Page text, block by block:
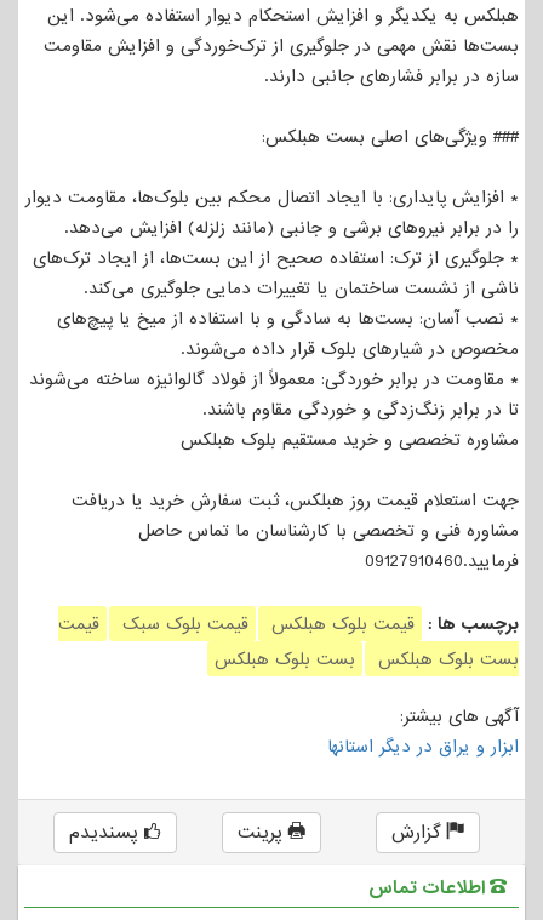
هبلکس به یکدیگر و افزایش استحکام دیوار استفاده می‌شود. این
بست‌ها نقش مهمی در جلوگیری از ترک‌خوردگی و افزایش مقاومت
سازه در برابر فشارهای جانبی دارند.
### ویژگی‌های اصلی بست هبلکس:
* افزایش پایداری: با ایجاد اتصال محکم بین بلوک‌ها، مقاومت دیوار
را در برابر نیروهای برشی و جانبی (مانند زلزله) افزایش می‌دهد.
* جلوگیری از ترک: استفاده صحیح از این بست‌ها، از ایجاد ترک‌های
ناشی از نشست ساختمان یا تغییرات دمایی جلوگیری می‌کند.
* نصب آسان: بست‌ها به سادگی و با استفاده از میخ یا پیچ‌های
مخصوص در شیارهای بلوک قرار داده می‌شوند.
* مقاومت در برابر خوردگی: معمولاً از فولاد گالوانیزه ساخته می‌شوند
تا در برابر زنگ‌زدگی و خوردگی مقاوم باشند.
مشاوره تخصصی و خرید مستقیم بلوک هبلکس
جهت استعلام قیمت روز هبلکس، ثبت سفارش خرید یا دریافت
مشاوره فنی و تخصصی با کارشناسان ما تماس حاصل
فرمایید.09127910460
برچسب ها : قیمت بلوک هبلکس قیمت بلوک سبک
قیمت
بست بلوک هبلکس
بست بلوک هبلکس
آگهی های بیشتر:
ابزار و یراق در دیگر استانها
گزارش پرینت
پسندیدم
اطلاعات تماس